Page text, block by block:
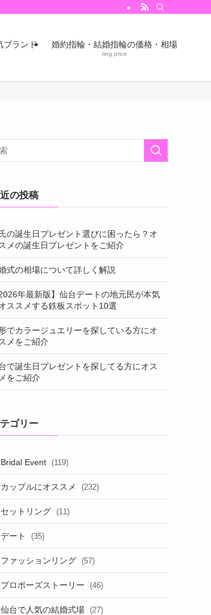
ブランド 婚約指輪・結婚指輪の価格・相場
ring price
の投稿
の誕生日プレゼント選びに困ったら？オ
メの誕生日プレゼントをご紹介
式の相場について詳しく解説
2026年最新版】仙台デートの地元民が本気
ススメする鉄板スポット10選
でカラージュエリーを探している方にオ
メをご紹介
で誕生日プレゼントを探してる方にオス
をご紹介
ゴリー
Bridal Event (119)
カップルにオススメ (232)
セットリング (11)
デート (35)
ファッションリング (57)
プロポーズストーリー (46)
仙台で人気の結婚式場 (27)